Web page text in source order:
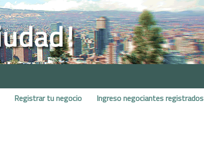
Registrar tu negocio Ingreso negociantes registrados